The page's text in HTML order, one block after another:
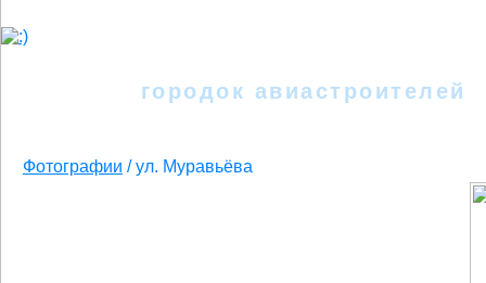
городок авиастроителей
Фотографии /ул. Муравьёва